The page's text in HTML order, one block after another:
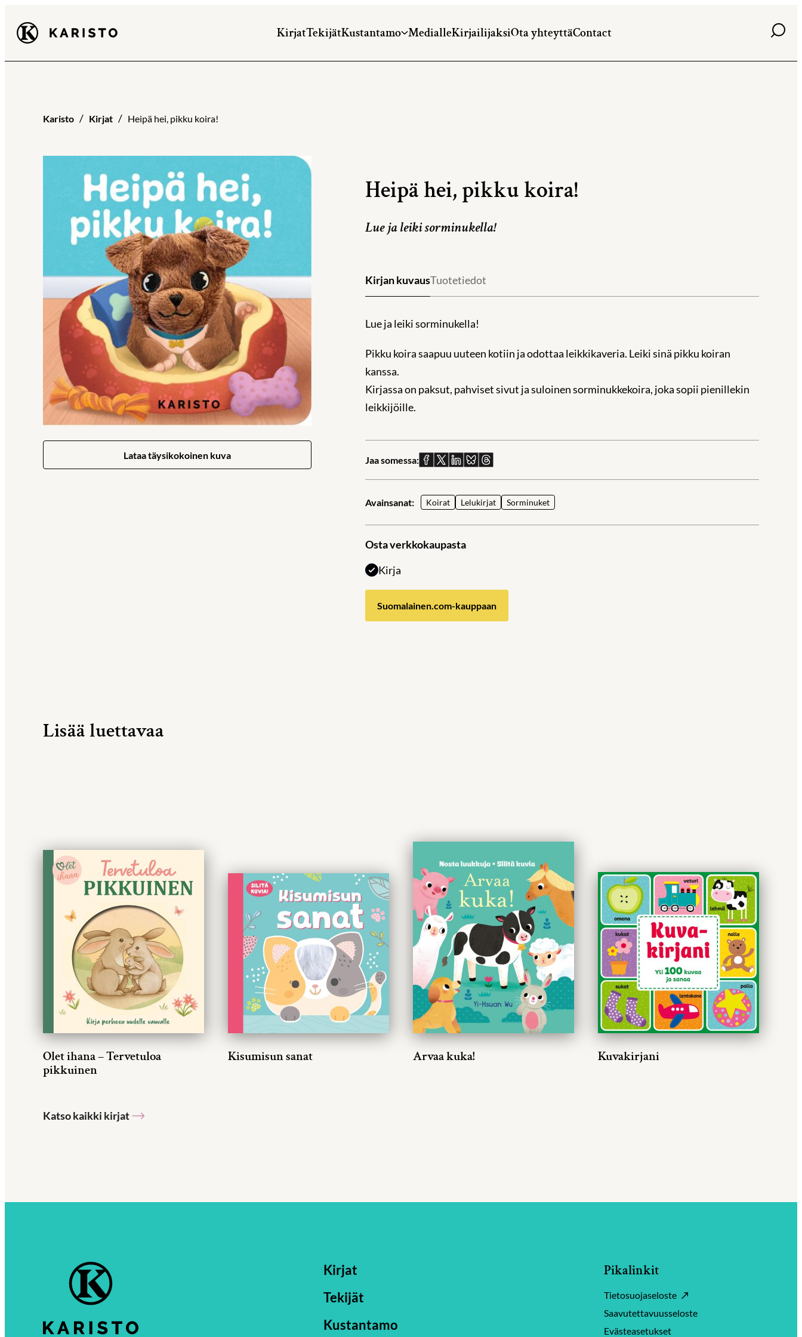
suoraan
Karisto KirjatTekijätKustantamo MedialleKirjailijaksiOta yhteyttäContact Haku
Karisto Kirjat Heipä hei, pikku koira!
Lataa täysikokoinen kuva
Heipä hei, pikku koira!
Lue ja leiki sorminukella!
Kirjan kuvausTuotetiedot
Lue ja leiki sorminukella!
Pikku koira saapuu uuteen kotiin ja odottaa leikkikaveria. Leiki sinä pikku koiran
kanssa.
Kirjassa on paksut, pahviset sivut ja suloinen sorminukkekoira, joka sopii pienillekin
leikkijöille.
Jaa somessa:Jaa
Facebookissa
Jaa
X:ssä
Jaa
Linkedinissä
Jaa
Blueskyssä
Jaa
sähköpostilla
Avainsanat: Koirat Lelukirjat Sorminuket
Osta verkkokaupasta
Kirja
Suomalainen.com-kauppaan
Lisää luettavaa
Olet ihana – Tervetuloa
pikkuinen
Kisumisun sanat Arvaa kuka! Kuvakirjani
Katso kaikki kirjat
Kirjat
Tekijät
Kustantamo
Pikalinkit
Tietosuojaseloste
Saavutettavuusseloste
Evästeasetukset